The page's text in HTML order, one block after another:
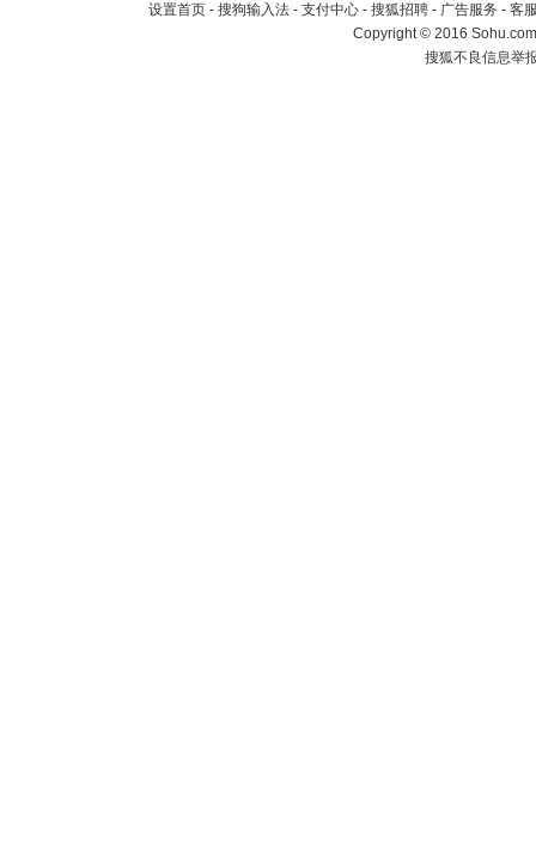
设置首页 - 搜狗输入法 - 支付中心 - 搜狐招聘 - 广告服务 - 客
Copyright©2016
搜狐不良信息举